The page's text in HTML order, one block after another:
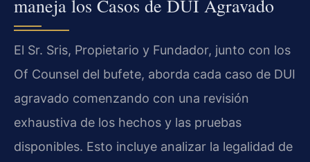
maneja los Casos de DUI Agravado
El Sr. Sris, Propietario y Fundador, junto con los
Of Counsel del bufete, aborda cada caso de DUI
agravado comenzando con una revisión
exhaustiva de los hechos y las pruebas
disponibles. Esto incluye analizar la legalidad de